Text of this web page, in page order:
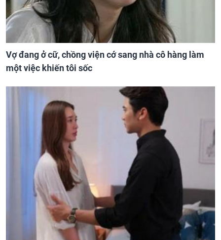
Vợ đang ở cữ, chồng viện cớ sang nhà cô hàng làm
một việc khiến tôi sốc